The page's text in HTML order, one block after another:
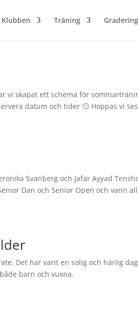
Klubben Träning Gradering
vi skapat ett schema för
datum och tider 🙂 Hoppas vi
Svanberg och Jafar Ayyad
Dan och Senior Open och vann
Det har varit en solig och härlig
barn och vuxna.